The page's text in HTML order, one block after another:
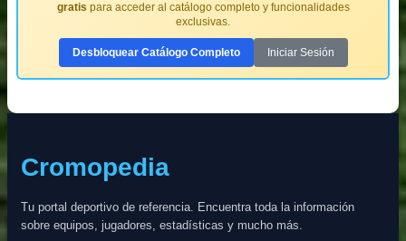
gratis para acceder al catálogo completo y funcionalidades
exclusivas.
Desbloquear Catálogo Completo Iniciar Sesión
Cromopedia
Tu portal deportivo de referencia. Encuentra toda la información
sobre equipos, jugadores, estadísticas y mucho más.